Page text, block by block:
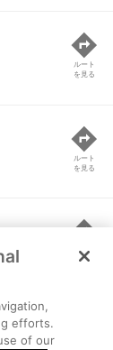
ルート
を見る
ルート
を見る
ルート
を見る
efforts.
of our